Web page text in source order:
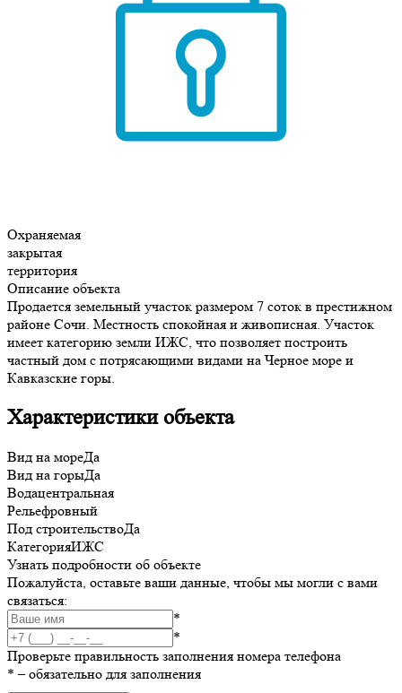
Охраняемая
закрытая
территория
Описание объекта
Продается земельный участок размером 7 соток в престижном
районе Сочи. Местность спокойная и живописная. Участок
имеет категорию земли ИЖС, что позволяет построить
частный дом с потрясающими видами на Черное море и
Кавказские горы.
Характеристики объекта
Вид на мореДа
Вид на горыДа
Водацентральная
Рельефровный
Под строительствоДа
КатегорияИЖС
Узнать подробности об объекте
Пожалуйста, оставьте ваши данные, чтобы мы могли с вами
связаться:
*
*
Проверьте правильность заполнения номера телефона
* – обязательно для заполнения